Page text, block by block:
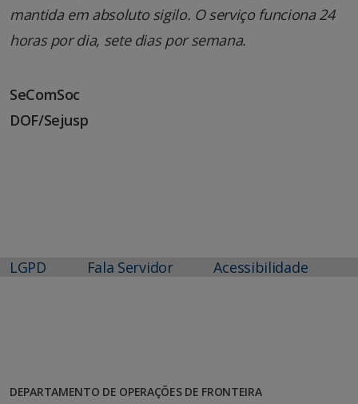
mantida em absoluto sigilo. O serviço funciona 24
horas por dia, sete dias por semana.
SeComSoc
DOF/Sejusp
LGPD Fala Servidor Acessibilidade
DEPARTAMENTO DE OPERAÇÕES DE FRONTEIRA